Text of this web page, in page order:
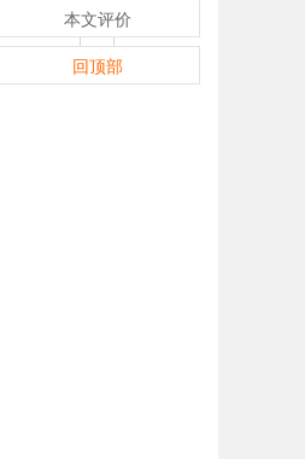
本文评价
回顶部